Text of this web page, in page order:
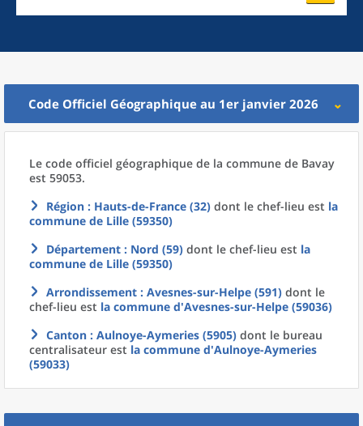
Code Officiel Géographique au 1er janvier 2026
Le code officiel géographique de la commune de Bavay
est 59053.
Région : Hauts-de-France (32) dont le chef-lieu est la
commune de Lille (59350)
Département : Nord (59) dont le chef-lieu est la
commune de Lille (59350)
Arrondissement : Avesnes-sur-Helpe (591) dont le
chef-lieu est la commune d'Avesnes-sur-Helpe (59036)
Canton : Aulnoye-Aymeries (5905) dont le bureau
centralisateur est la commune d'Aulnoye-Aymeries
(59033)